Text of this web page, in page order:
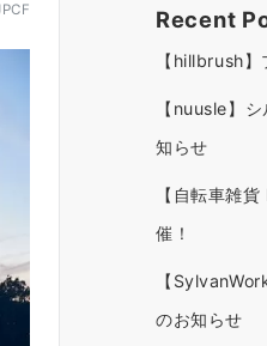
Recent
【hillbrush
【nuusle】
知らせ
【自転車雑
催！
【
のお知らせ